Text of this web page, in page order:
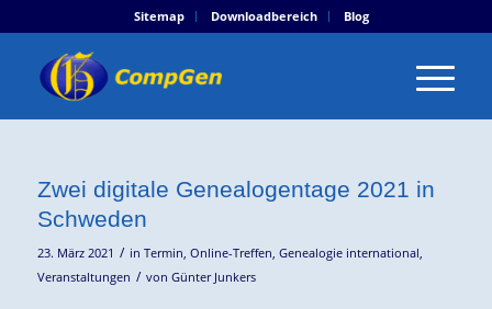
Sitemap Downloadbereich Blog
Zwei digitale Genealogentage 2021 in
Schweden
23. März 2021 / in Termin, Online-Treffen, Genealogie international,
Veranstaltungen / von Günter Junkers